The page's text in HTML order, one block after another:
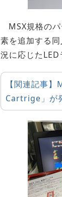
MSX規格の
素を追加する
況に応じたLED
【関連記事
Cartrige」が